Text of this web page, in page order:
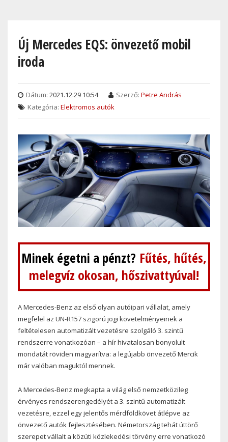
contentÚj Mercedes EQS: önvezető mobil
iroda
Dátum: 2021.12.29 10:54 Szerző: Petre András
Kategória: Elektromos autók
Minek égetni a pénzt? Fűtés, hűtés,
melegvíz okosan, hőszivattyúval!
A Mercedes-Benz az első olyan autóipari vállalat, amely
megfelel az UN-R157 szigorú jogi követelményeinek a
feltételesen automatizált vezetésre szolgáló 3. szintű
rendszerre vonatkozóan – a hír hivatalosan bonyolult
mondatát röviden magyarítva: a legújabb önvezető Mercik
már valóban maguktól mennek.
A Mercedes-Benz megkapta a világ első nemzetközileg
érvényes rendszerengedélyét a 3. szintű automatizált
vezetésre, ezzel egy jelentős mérdföldkövet átlépve az
önvezető autók fejlesztésében. Németország tehát úttörő
szerepet vállalt a közúti közlekedési törvény erre vonatkozó